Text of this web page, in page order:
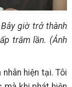
giờ trở thành
trăm lần. (Ảnh
hiện tại. Tôi